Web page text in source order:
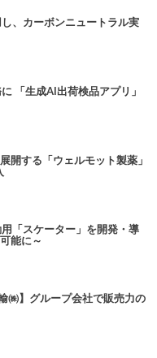
、カーボンニュートラル実
「生成AI出荷検品アプリ」
開する「ウェルモット製薬」
「スケーター」を開発・導
能に～
㈱】グループ会社で販売力の